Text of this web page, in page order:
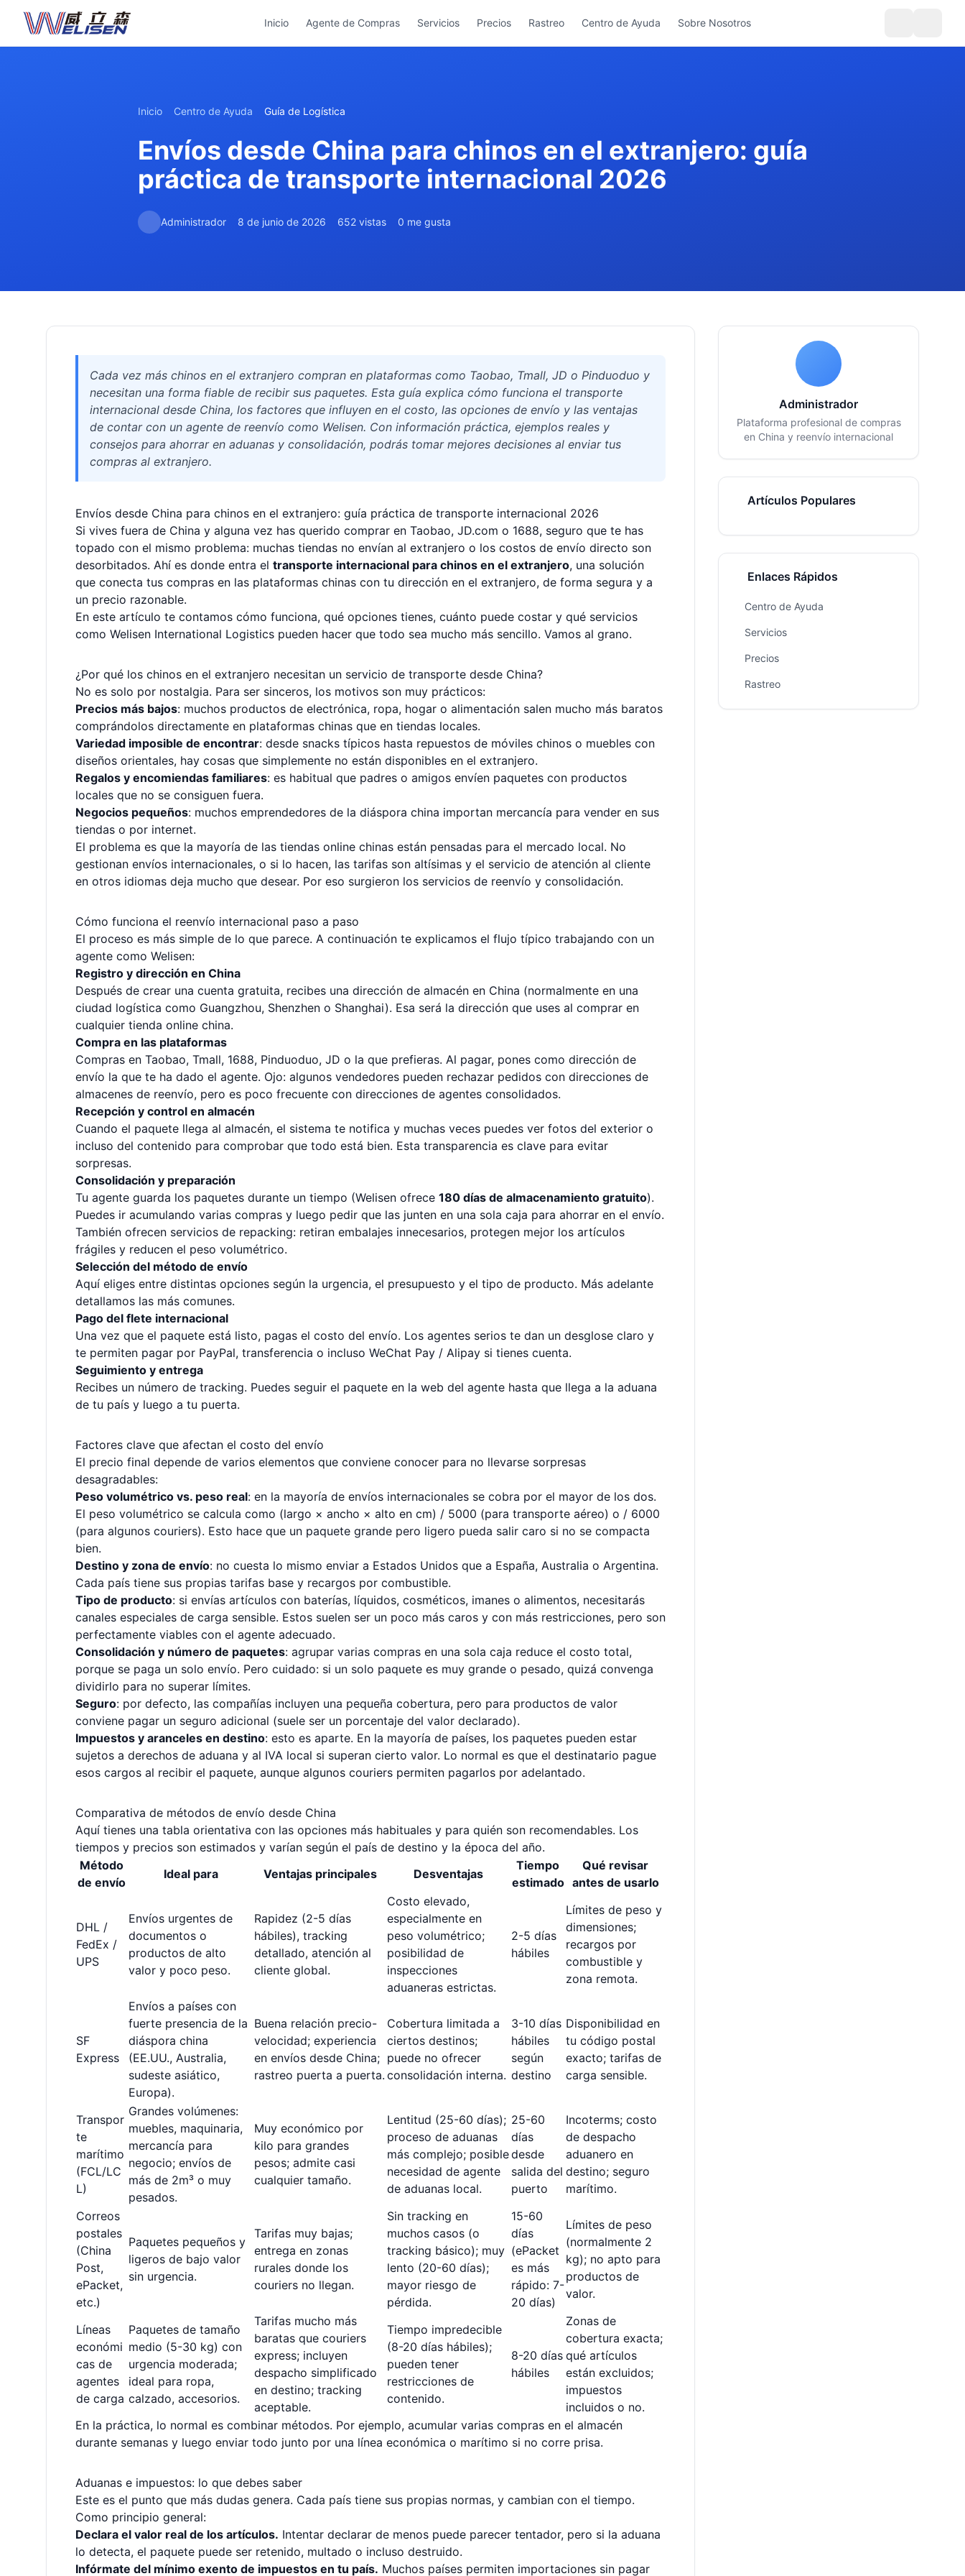
Inicio Agente de Compras Servicios Precios Rastreo Centro de Ayuda Sobre Nosotros
Inicio Centro de Ayuda Guía de Logística
Envíos desde China para chinos en el extranjero: guía
práctica de transporte internacional 2026
Administrador 8 de junio de 2026 652 vistas 0 me gusta
Cada vez más chinos en el extranjero compran en plataformas como Taobao, Tmall, JD o Pinduoduo y
necesitan una forma fiable de recibir sus paquetes. Esta guía explica cómo funciona el transporte
internacional desde China, los factores que influyen en el costo, las opciones de envío y las ventajas
de contar con un agente de reenvío como Welisen. Con información práctica, ejemplos reales y
consejos para ahorrar en aduanas y consolidación, podrás tomar mejores decisiones al enviar tus
compras al extranjero.
Envíos desde China para chinos en el extranjero: guía práctica de transporte internacional 2026
Si vives fuera de China y alguna vez has querido comprar en Taobao, JD.com o 1688, seguro que te has
topado con el mismo problema: muchas tiendas no envían al extranjero o los costos de envío directo son
desorbitados. Ahí es donde entra el transporte internacional para chinos en el extranjero, una solución
que conecta tus compras en las plataformas chinas con tu dirección en el extranjero, de forma segura y a
un precio razonable.
En este artículo te contamos cómo funciona, qué opciones tienes, cuánto puede costar y qué servicios
como Welisen International Logistics pueden hacer que todo sea mucho más sencillo. Vamos al grano.
¿Por qué los chinos en el extranjero necesitan un servicio de transporte desde China?
No es solo por nostalgia. Para ser sinceros, los motivos son muy prácticos:
Precios más bajos: muchos productos de electrónica, ropa, hogar o alimentación salen mucho más baratos
comprándolos directamente en plataformas chinas que en tiendas locales.
Variedad imposible de encontrar: desde snacks típicos hasta repuestos de móviles chinos o muebles con
diseños orientales, hay cosas que simplemente no están disponibles en el extranjero.
Regalos y encomiendas familiares: es habitual que padres o amigos envíen paquetes con productos
locales que no se consiguen fuera.
Negocios pequeños: muchos emprendedores de la diáspora china importan mercancía para vender en sus
tiendas o por internet.
El problema es que la mayoría de las tiendas online chinas están pensadas para el mercado local. No
gestionan envíos internacionales, o si lo hacen, las tarifas son altísimas y el servicio de atención al cliente
en otros idiomas deja mucho que desear. Por eso surgieron los servicios de reenvío y consolidación.
Cómo funciona el reenvío internacional paso a paso
El proceso es más simple de lo que parece. A continuación te explicamos el flujo típico trabajando con un
agente como Welisen:
Registro y dirección en China
Después de crear una cuenta gratuita, recibes una dirección de almacén en China (normalmente en una
ciudad logística como Guangzhou, Shenzhen o Shanghai). Esa será la dirección que uses al comprar en
cualquier tienda online china.
Compra en las plataformas
Compras en Taobao, Tmall, 1688, Pinduoduo, JD o la que prefieras. Al pagar, pones como dirección de
envío la que te ha dado el agente. Ojo: algunos vendedores pueden rechazar pedidos con direcciones de
almacenes de reenvío, pero es poco frecuente con direcciones de agentes consolidados.
Recepción y control en almacén
Cuando el paquete llega al almacén, el sistema te notifica y muchas veces puedes ver fotos del exterior o
incluso del contenido para comprobar que todo está bien. Esta transparencia es clave para evitar
sorpresas.
Consolidación y preparación
Tu agente guarda los paquetes durante un tiempo (Welisen ofrece 180 días de almacenamiento gratuito).
Puedes ir acumulando varias compras y luego pedir que las junten en una sola caja para ahorrar en el envío.
También ofrecen servicios de repacking: retiran embalajes innecesarios, protegen mejor los artículos
frágiles y reducen el peso volumétrico.
Selección del método de envío
Aquí eliges entre distintas opciones según la urgencia, el presupuesto y el tipo de producto. Más adelante
detallamos las más comunes.
Pago del flete internacional
Una vez que el paquete está listo, pagas el costo del envío. Los agentes serios te dan un desglose claro y
te permiten pagar por PayPal, transferencia o incluso WeChat Pay / Alipay si tienes cuenta.
Seguimiento y entrega
Recibes un número de tracking. Puedes seguir el paquete en la web del agente hasta que llega a la aduana
de tu país y luego a tu puerta.
Factores clave que afectan el costo del envío
El precio final depende de varios elementos que conviene conocer para no llevarse sorpresas
desagradables:
Peso volumétrico vs. peso real: en la mayoría de envíos internacionales se cobra por el mayor de los dos.
El peso volumétrico se calcula como (largo × ancho × alto en cm) / 5000 (para transporte aéreo) o / 6000
(para algunos couriers). Esto hace que un paquete grande pero ligero pueda salir caro si no se compacta
bien.
Destino y zona de envío: no cuesta lo mismo enviar a Estados Unidos que a España, Australia o Argentina.
Cada país tiene sus propias tarifas base y recargos por combustible.
Tipo de producto: si envías artículos con baterías, líquidos, cosméticos, imanes o alimentos, necesitarás
canales especiales de carga sensible. Estos suelen ser un poco más caros y con más restricciones, pero son
perfectamente viables con el agente adecuado.
Consolidación y número de paquetes: agrupar varias compras en una sola caja reduce el costo total,
porque se paga un solo envío. Pero cuidado: si un solo paquete es muy grande o pesado, quizá convenga
dividirlo para no superar límites.
Seguro: por defecto, las compañías incluyen una pequeña cobertura, pero para productos de valor
conviene pagar un seguro adicional (suele ser un porcentaje del valor declarado).
Impuestos y aranceles en destino: esto es aparte. En la mayoría de países, los paquetes pueden estar
sujetos a derechos de aduana y al IVA local si superan cierto valor. Lo normal es que el destinatario pague
esos cargos al recibir el paquete, aunque algunos couriers permiten pagarlos por adelantado.
Comparativa de métodos de envío desde China
Aquí tienes una tabla orientativa con las opciones más habituales y para quién son recomendables. Los
tiempos y precios son estimados y varían según el país de destino y la época del año.
Método
de envío
Ideal para Ventajas principales Desventajas
Tiempo
estimado
Qué revisar
antes de usarlo
DHL /
FedEx /
UPS
Envíos urgentes de
documentos o
productos de alto
valor y poco peso.
Rapidez (2-5 días
hábiles), tracking
detallado, atención al
cliente global.
Costo elevado,
especialmente en
peso volumétrico;
posibilidad de
inspecciones
aduaneras estrictas.
2-5 días
hábiles
Límites de peso y
dimensiones;
recargos por
combustible y
zona remota.
SF
Express
Envíos a países con
fuerte presencia de la
diáspora china
(EE.UU., Australia,
sudeste asiático,
Europa).
Buena relación precio-
velocidad; experiencia
en envíos desde China;
rastreo puerta a puerta.
Cobertura limitada a
ciertos destinos;
puede no ofrecer
consolidación interna.
3-10 días
hábiles
según
destino
Disponibilidad en
tu código postal
exacto; tarifas de
carga sensible.
Transpor
te
marítimo
(FCL/LC
L)
Grandes volúmenes:
muebles, maquinaria,
mercancía para
negocio; envíos de
más de 2m³ o muy
pesados.
Muy económico por
kilo para grandes
pesos; admite casi
cualquier tamaño.
Lentitud (25-60 días);
proceso de aduanas
más complejo; posible
necesidad de agente
de aduanas local.
25-60
días
desde
salida del
puerto
Incoterms; costo
de despacho
aduanero en
destino; seguro
marítimo.
Correos
postales
(China
Post,
ePacket,
etc.)
Paquetes pequeños y
ligeros de bajo valor
sin urgencia.
Tarifas muy bajas;
entrega en zonas
rurales donde los
couriers no llegan.
Sin tracking en
muchos casos (o
tracking básico); muy
lento (20-60 días);
mayor riesgo de
pérdida.
15-60
días
(ePacket
es más
rápido: 7-
20 días)
Límites de peso
(normalmente 2
kg); no apto para
productos de
valor.
Líneas
económi
cas de
agentes
de carga
Paquetes de tamaño
medio (5-30 kg) con
urgencia moderada;
ideal para ropa,
calzado, accesorios.
Tarifas mucho más
baratas que couriers
express; incluyen
despacho simplificado
en destino; tracking
aceptable.
Tiempo impredecible
(8-20 días hábiles);
pueden tener
restricciones de
contenido.
8-20 días
hábiles
Zonas de
cobertura exacta;
qué artículos
están excluidos;
impuestos
incluidos o no.
En la práctica, lo normal es combinar métodos. Por ejemplo, acumular varias compras en el almacén
durante semanas y luego enviar todo junto por una línea económica o marítimo si no corre prisa.
Aduanas e impuestos: lo que debes saber
Este es el punto que más dudas genera. Cada país tiene sus propias normas, y cambian con el tiempo.
Como principio general:
Declara el valor real de los artículos. Intentar declarar de menos puede parecer tentador, pero si la aduana
lo detecta, el paquete puede ser retenido, multado o incluso destruido.
Infórmate del mínimo exento de impuestos en tu país. Muchos países permiten importaciones sin pagar
Administrador
Plataforma profesional de compras
en China y reenvío internacional
Artículos Populares
Enlaces Rápidos
Centro de Ayuda
Servicios
Precios
Rastreo